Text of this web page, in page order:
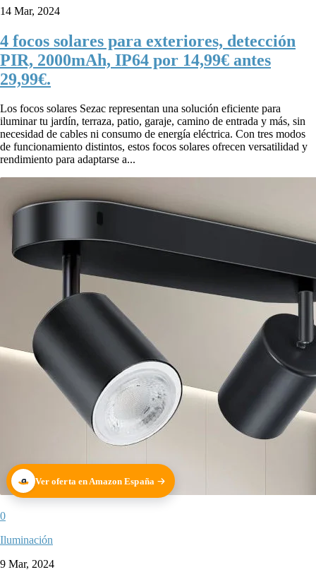
14 Mar, 2024
4 focos solares para exteriores, detección
PIR, 2000mAh, IP64 por 14,99€ antes
29,99€.
Los focos solares Sezac representan una solución eficiente para
iluminar tu jardín, terraza, patio, garaje, camino de entrada y más, sin
necesidad de cables ni consumo de energía eléctrica. Con tres modos
de funcionamiento distintos, estos focos solares ofrecen versatilidad y
rendimiento para adaptarse a...
Ver oferta en Amazon España
0
Iluminación
9 Mar, 2024